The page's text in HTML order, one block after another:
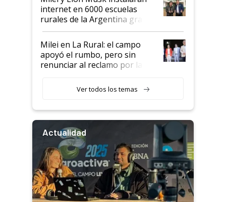
internet en 6000 escuelas
rurales de la Argentina gracias
a un acuerdo con Starlink
Milei en La Rural: el campo
apoyó el rumbo, pero sin
renunciar al reclamo por las
Ver todos los temas
Actualidad